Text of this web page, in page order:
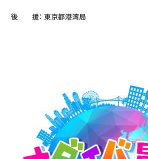
後 援： 東京都港湾局